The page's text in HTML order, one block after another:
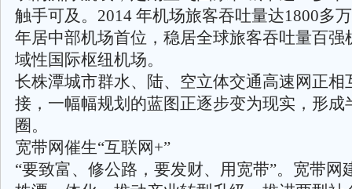
触手可及。2014 年机场旅客吞吐量达1800多
年居中部机场首位，稳居全球旅客吞吐量百强
域性国际枢纽机场。
长株潭城市群水、陆、空立体交通高速网正相
接，一幅幅规划的蓝图正逐步变为现实，形成
圈。
宽带网催生“互联网+”
“要致富、修公路，要发财、用宽带”。宽带网